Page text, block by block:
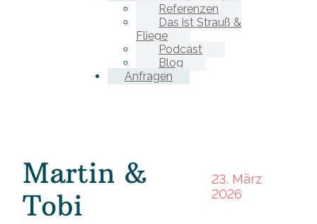
Referenzen
Das ist Strauß &
Fliege
Podcast
Blog
Anfragen
Martin &
Tobi
23. März
2026